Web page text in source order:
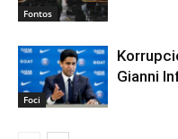
Fontos
Foci
Gianni